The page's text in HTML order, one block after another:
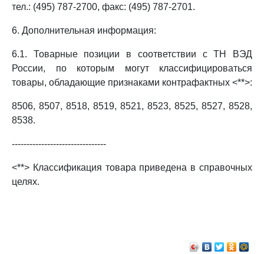
тел.: (495) 787-2700, факс: (495) 787-2701.
6. Дополнительная информация:
6.1. Товарные позиции в соответствии с ТН ВЭД
России, по которым могут классифицироваться
товары, обладающие признаками контрафактных <**>:
8506, 8507, 8518, 8519, 8521, 8523, 8525, 8527, 8528,
8538.
--------------------------------
<**> Классификация товара приведена в справочных
целях.